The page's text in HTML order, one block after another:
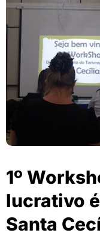
1º
lucrativo
Santa